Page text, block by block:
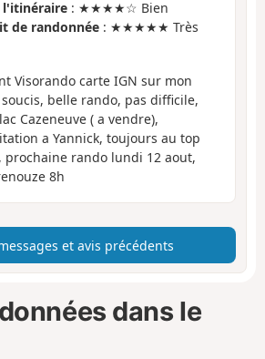
l'itinéraire : ★★★★☆ Bien
de randonnée : ★★★★★ Très
Visorando carte IGN sur mon
belle rando, pas difficile,
Cazeneuve ( a vendre),
a Yannick, toujours au top
prochaine rando lundi 12 aout,
8h
et avis précédents
dans le